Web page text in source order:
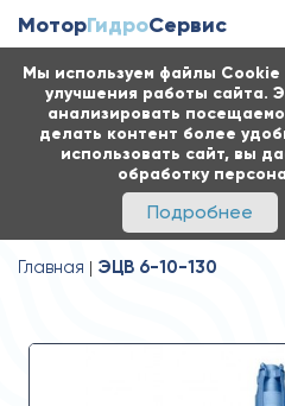
Мы используем файлы
улучшения работы сайта.
анализировать
делать контент более
использовать сайт, вы
обработку
Подробнее
МоторГидроСервис
Главная ЭЦВ 6-10-130